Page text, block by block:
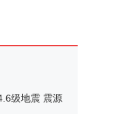
级地震 震源